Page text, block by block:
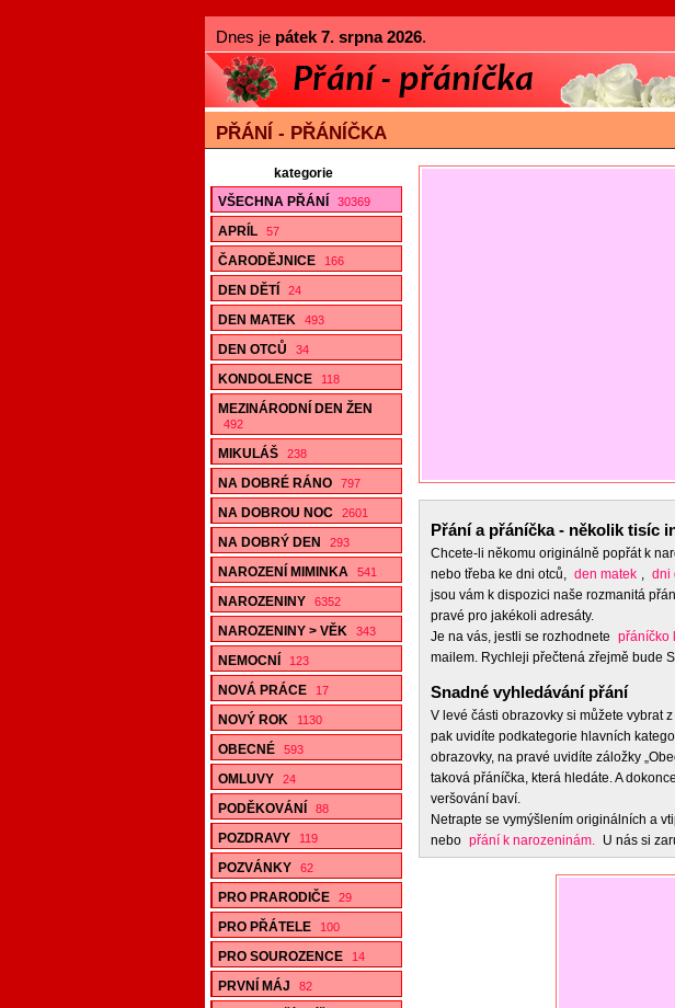
Dnes je pátek 7. srpna 2026.
PŘÁNÍ - PŘÁNÍČKA
kategorie
VŠECHNA PŘÁNÍ
30369
APRÍL 57
ČARODĚJNICE 166
DEN DĚTÍ 24
DEN MATEK 493
DEN OTCŮ 34
KONDOLENCE 118
MEZINÁRODNÍ DEN ŽEN
492
MIKULÁŠ 238
NA DOBRÉ RÁNO 797
NA DOBROU NOC 2601
NA DOBRÝ DEN 293
NAROZENÍ MIMINKA 541
NAROZENINY 6352
NAROZENINY > VĚK 343
NEMOCNÍ 123
NOVÁ PRÁCE 17
NOVÝ ROK 1130
OBECNÉ 593
OMLUVY 24
PODĚKOVÁNÍ 88
POZDRAVY 119
POZVÁNKY 62
PRO PRARODIČE 29
PRO PŘÁTELE 100
PRO SOUROZENCE 14
PRVNÍ MÁJ 82
Přání a přáníčka - několik tisíc
Chcete-li někomu originálně popřát k
nebo třeba ke dni otců, den matek , dni
jsou vám k dispozici naše rozmanitá
pravé pro jakékoli adresáty.
Je na vás, jestli se rozhodnete přáníčko
mailem. Rychleji přečtená zřejmě bude
Snadné vyhledávání přání
V levé části obrazovky si můžete vybrat
pak uvidíte podkategorie hlavních
obrazovky, na pravé uvidíte záložky
taková přáníčka, která hledáte. A
veršování baví.
Netrapte se vymýšlením originálních a
nebo přání k narozeninám. U nás si